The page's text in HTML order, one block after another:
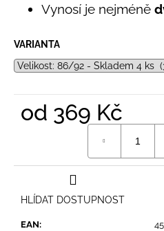
Vynosí je nejméně
VARIANTA
od 369 Kč
EAN:
HLÍDAT DOSTUPNOST
LETNÍ
UV
30
SVĚTLE
MODRÁ
395